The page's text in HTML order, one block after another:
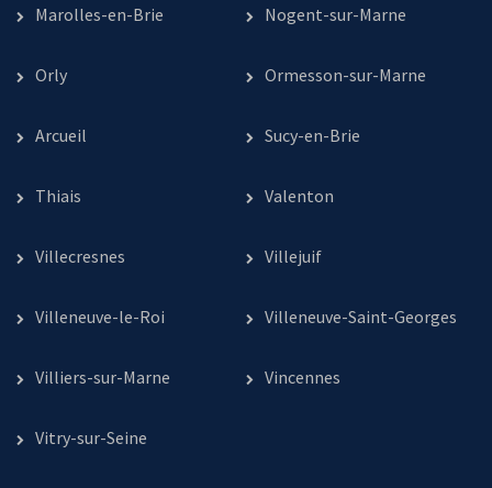
Marolles-en-Brie Nogent-sur-Marne
Orly Ormesson-sur-Marne
Arcueil Sucy-en-Brie
Thiais Valenton
Villecresnes Villejuif
Villeneuve-le-Roi Villeneuve-Saint-Georges
Villiers-sur-Marne Vincennes
Vitry-sur-Seine